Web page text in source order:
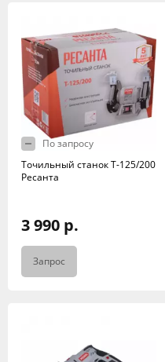
По запросу
Точильный станок Т-125/200
Ресанта
3 990 р.
Запрос